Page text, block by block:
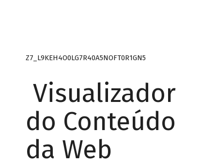
Z7_L9KEH4O0LG7R40A5NOFT0R1GN5
Visualizador
do Conteúdo
da Web